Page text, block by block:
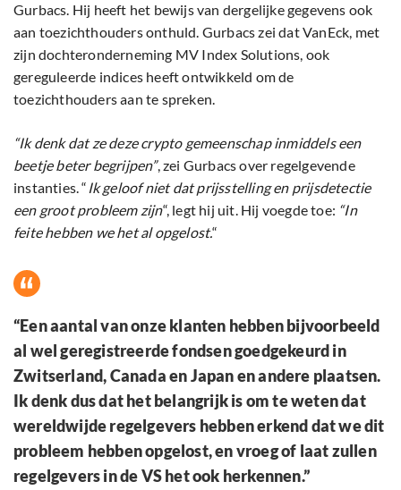
Gurbacs. Hij heeft het bewijs van dergelijke gegevens ook
aan toezichthouders onthuld. Gurbacs zei dat VanEck, met
zijn dochteronderneming MV Index Solutions, ook
gereguleerde indices heeft ontwikkeld om de
toezichthouders aan te spreken.
“Ik denk dat ze deze crypto gemeenschap inmiddels een
beetje beter begrijpen”, zei Gurbacs over regelgevende
instanties. “ Ik geloof niet dat prijsstelling en prijsdetectie
een groot probleem zijn“, legt hij uit. Hij voegde toe: “In
feite hebben we het al opgelost.“
“Een aantal van onze klanten hebben bijvoorbeeld
al wel geregistreerde fondsen goedgekeurd in
Zwitserland, Canada en Japan en andere plaatsen.
Ik denk dus dat het belangrijk is om te weten dat
wereldwijde regelgevers hebben erkend dat we dit
probleem hebben opgelost, en vroeg of laat zullen
regelgevers in de VS het ook herkennen.”